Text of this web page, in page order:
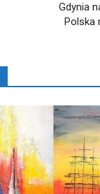
Gdynia
Polska